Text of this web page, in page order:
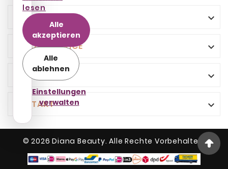
INFO 
KUNDENSERVICE 
IHR KONTO 
KONTAKT 
lesen
Alle
akzeptieren
Alle
ablehnen
Einstellungen
verwalten
© 2026 Diana Beauty. Alle Rechte Vorbehalten.